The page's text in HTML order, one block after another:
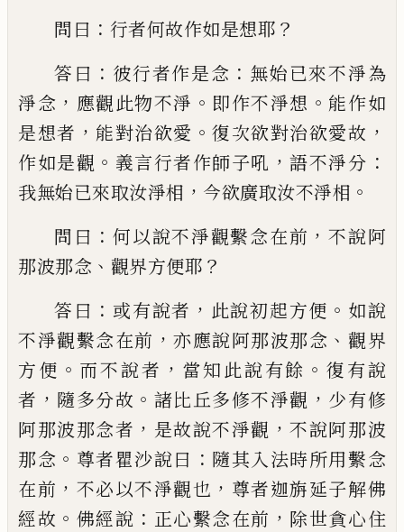
問曰 ： 行者何故作如是想耶 ？
答曰 ： 彼行者作是念 ： 無始已來不淨為
淨念 ， 應觀此物不淨 。 即作不淨想 。 能作如
是想者 ， 能對治欲愛 。復次欲對治欲愛故 ，
作如是觀 。 義言行者作師子吼 ，語不淨分 ：
我無始已來取汝淨相 ， 今欲廣取汝不淨相 。
問曰 ：何以說不淨觀繫念在前 ，不說阿
那波那念 、 觀界方便耶 ？
答曰 ： 或有說者 ， 此說初起方便 。 如說
不淨觀繫念在前 ，亦應說阿那波那念 、 觀界
方便 。 而不說者 ， 當知此說有餘 。 復有說
者 ， 隨多分故 。 諸比丘多修不淨觀 ， 少有修
阿那波那念者 ， 是故說不淨觀 ，不說阿那波
那念 。 尊者瞿沙說曰 ： 隨其入法時所用繫念
在前 ， 不必以不淨觀也 ， 尊者迦旃延子解佛
經故 。 佛經說 ： 正心繫念在前 ， 除世貪心住